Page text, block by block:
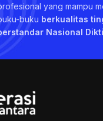
yang mampu
buku berkualitas
Nasional Dikti